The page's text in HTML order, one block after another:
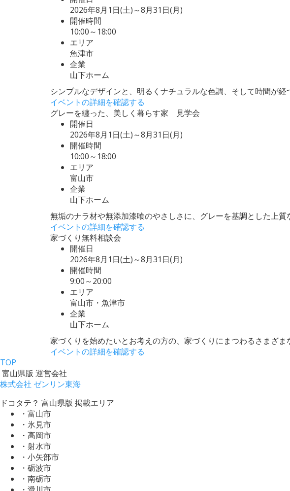
2026年8月1日(土)～8月31日(月)
開催時間
10:00～18:00
エリア
魚津市
企業
山下ホーム
シンプルなデザインと、明るくナチュラルな色調、そして時間が
イベントの詳細を確認する
グレーを纏った、美しく暮らす家 見学会
開催日
2026年8月1日(土)～8月31日(月)
開催時間
10:00～18:00
エリア
富山市
企業
山下ホーム
無垢のナラ材や無添加漆喰のやさしさに、グレーを基調とした上
イベントの詳細を確認する
家づくり無料相談会
開催日
2026年8月1日(土)～8月31日(月)
開催時間
9:00～20:00
エリア
富山市・魚津市
企業
山下ホーム
家づくりを始めたいとお考えの方の、家づくりにまつわるさまざ
イベントの詳細を確認する
TOP
富山県版 運営会社
株式会社 ゼンリン東海
ドコタテ？ 富山県版 掲載エリア
・富山市
・氷見市
・高岡市
・射水市
・小矢部市
・砺波市
・南砺市